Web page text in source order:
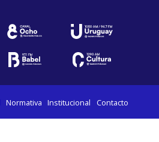
Normativa Institucional Contacto